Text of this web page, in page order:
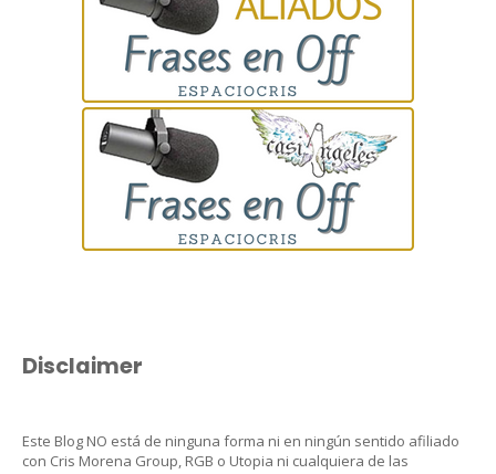
Disclaimer
Este Blog NO está de ninguna forma ni en ningún sentido afiliado
con Cris Morena Group, RGB o Utopia ni cualquiera de las